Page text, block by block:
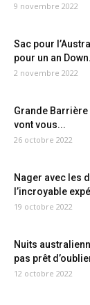
9 novembre 2022
Sac pour
pour un an
2 novembre 2022
Grande
vont vous...
26 octobre 2022
Nager avec les
l’incroyable
19 octobre 2022
Nuits
pas prêt
12 octobre 2022